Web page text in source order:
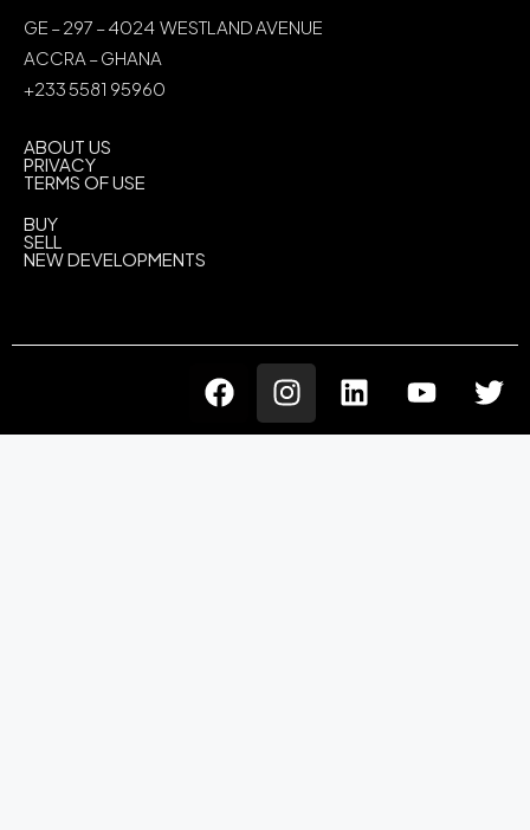
GE – 297 – 4024 WESTLAND AVENUE
ACCRA – GHANA
+233 5581 95960
ABOUT US
PRIVACY
TERMS OF USE
BUY
SELL
NEW DEVELOPMENTS